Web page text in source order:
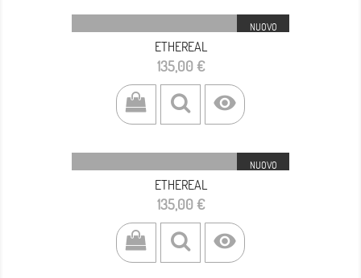
NUOVO
ETHEREAL
Prezzo
135,00 €

NUOVO
ETHEREAL
Prezzo
135,00 €
